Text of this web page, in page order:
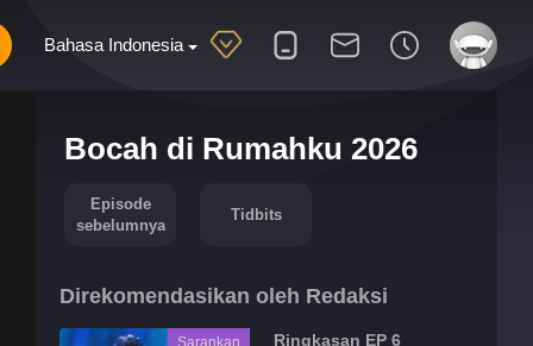
Bahasa Indonesia
Bocah di Rumahku 2026
Episode
sebelumnya
Tidbits
Direkomendasikan oleh Redaksi
Sarankan
Ringkasan EP 6